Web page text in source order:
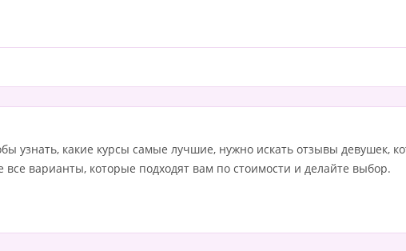
узнать, какие курсы самые лучшие, нужно искать отзывы девушек,
все варианты, которые подходят вам по стоимости и делайте выбор.